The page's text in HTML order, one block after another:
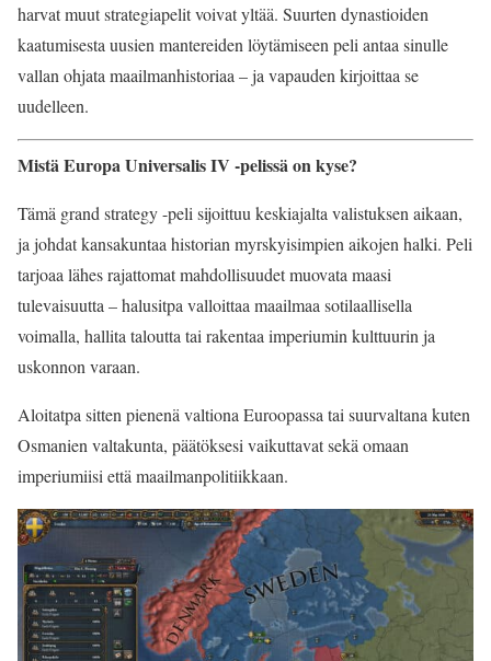
harvat muut strategiapelit voivat yltää. Suurten dynastioiden
kaatumisesta uusien mantereiden löytämiseen peli antaa sinulle
vallan ohjata maailmanhistoriaa – ja vapauden kirjoittaa se
uudelleen.
Mistä Europa Universalis IV -pelissä on kyse?
Tämä grand strategy -peli sijoittuu keskiajalta valistuksen aikaan,
ja johdat kansakuntaa historian myrskyisimpien aikojen halki. Peli
tarjoaa lähes rajattomat mahdollisuudet muovata maasi
tulevaisuutta – halusitpa valloittaa maailmaa sotilaallisella
voimalla, hallita taloutta tai rakentaa imperiumin kulttuurin ja
uskonnon varaan.
Aloitatpa sitten pienenä valtiona Euroopassa tai suurvaltana kuten
Osmanien valtakunta, päätöksesi vaikuttavat sekä omaan
imperiumiisi että maailmanpolitiikkaan.